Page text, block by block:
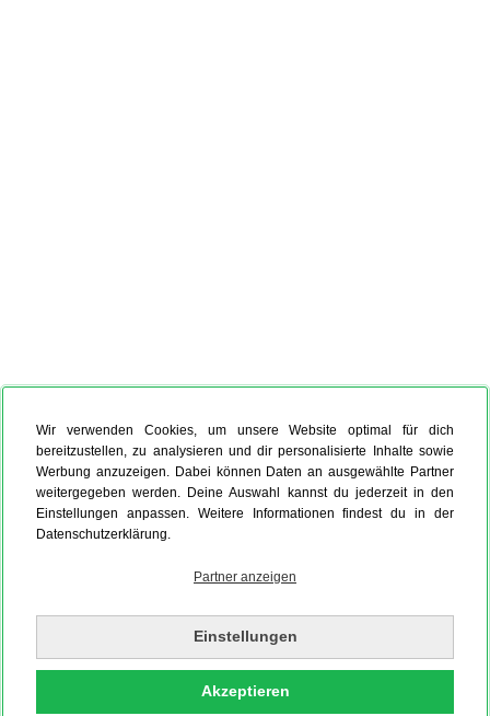
Wir verwenden Cookies, um unsere Website optimal für dich
bereitzustellen, zu analysieren und dir personalisierte Inhalte sowie
Werbung anzuzeigen. Dabei können Daten an ausgewählte Partner
weitergegeben werden. Deine Auswahl kannst du jederzeit in den
Einstellungen anpassen. Weitere Informationen findest du in der
Datenschutzerklärung.
Partner anzeigen
Einstellungen
Akzeptieren